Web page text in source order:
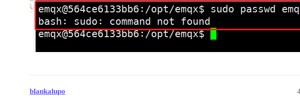
blankalupo